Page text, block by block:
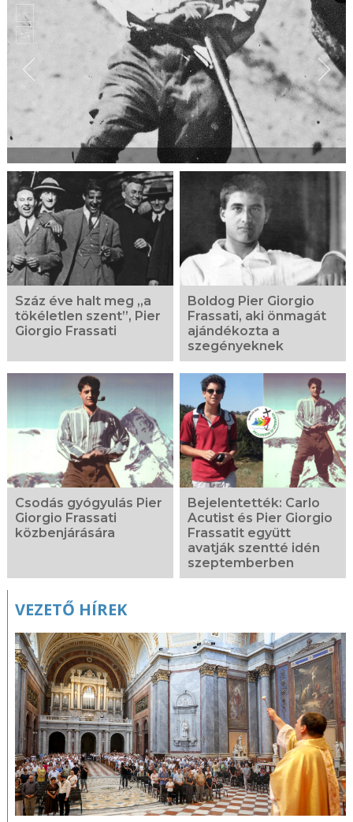
Száz éve halt meg „a
tökéletlen szent”, Pier
Giorgio Frassati
Boldog Pier Giorgio
Frassati, aki önmagát
ajándékozta a
szegényeknek
Csodás gyógyulás Pier
Giorgio Frassati
közbenjárására
Bejelentették: Carlo
Acutist és Pier Giorgio
Frassatit együtt
avatják szentté idén
szeptemberben
VEZETŐ HÍREK